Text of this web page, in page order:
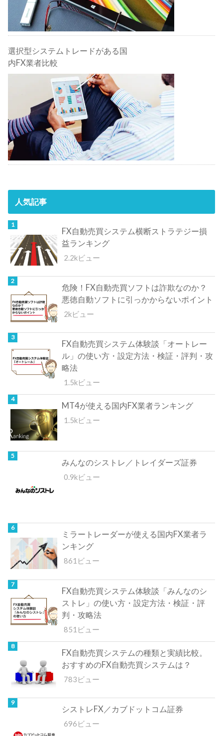
選択型システムトレードがある国
内FX業者比較
人気記事
FX自動売買システム横断ストラテジー損
益ランキング
2.2kビュー
危険！FX自動売買ソフトは詐欺なのか？
悪徳自動ソフトに引っかからないポイント
2kビュー
FX自動売買システム体験談「オートレー
ル」の使い方・設定方法・検証・評判・攻
略法
1.5kビュー
MT4が使える国内FX業者ランキング
1.5kビュー
みんなのシストレ／トレイダーズ証券
0.9kビュー
ミラートレーダーが使える国内FX業者ラ
ンキング
861ビュー
FX自動売買システム体験談「みんなのシ
ストレ」の使い方・設定方法・検証・評
判・攻略法
851ビュー
FX自動売買システムの種類と実績比較。
おすすめのFX自動売買システムは？
783ビュー
シストレFX／カブドットコム証券
696ビュー